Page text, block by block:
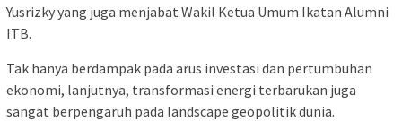
Yusrizky yang juga menjabat Wakil Ketua Umum Ikatan Alumni
ITB.
Tak hanya berdampak pada arus investasi dan pertumbuhan
ekonomi, lanjutnya, transformasi energi terbarukan juga
sangat berpengaruh pada landscape geopolitik dunia.